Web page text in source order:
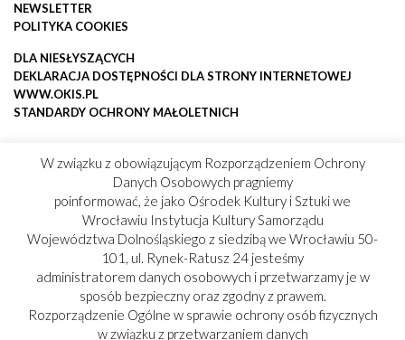
NEWSLETTER
POLITYKA COOKIES
DLA NIESŁYSZĄCYCH
DEKLARACJA DOSTĘPNOŚCI DLA STRONY INTERNETOWEJ
WWW.OKIS.PL
STANDARDY OCHRONY MAŁOLETNICH
W związku z obowiązującym Rozporządzeniem Ochrony
Danych Osobowych pragniemy
poinformować, że jako Ośrodek Kultury i Sztuki we
Wrocławiu Instytucja Kultury Samorządu
Województwa Dolnośląskiego z siedzibą we Wrocławiu 50-
101, ul. Rynek-Ratusz 24 jesteśmy
administratorem danych osobowych i przetwarzamy je w
sposób bezpieczny oraz zgodny z prawem.
Rozporządzenie Ogólne w sprawie ochrony osób fizycznych
w związku z przetwarzaniem danych